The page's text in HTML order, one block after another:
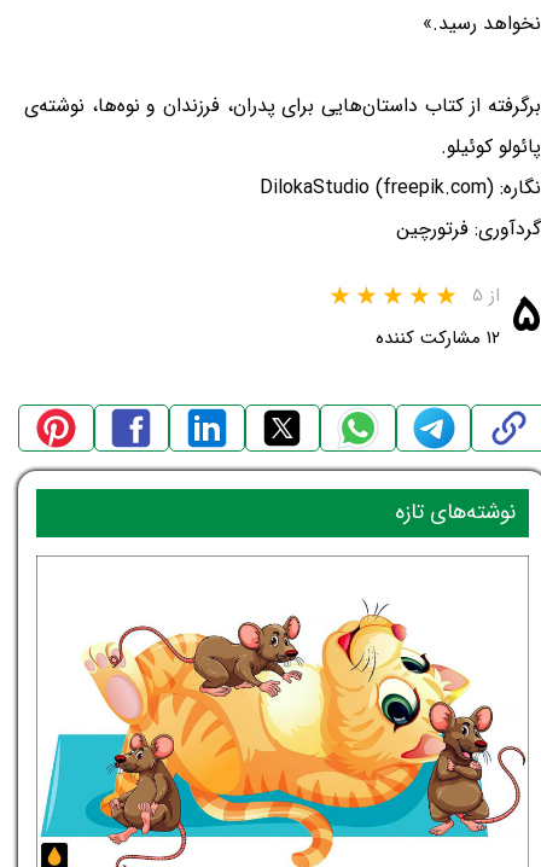
نخواهد رسید.»
برگرفته از کتاب داستان‌هایی برای پدران، فرزندان و نوه‌ها، نوشته‌ی
پائولو کوئیلو.
نگاره: DilokaStudio (freepik.com)
گردآوری: فرتورچین
۵ از ۵
۱۲ مشارکت کننده
نوشته‌های تازه